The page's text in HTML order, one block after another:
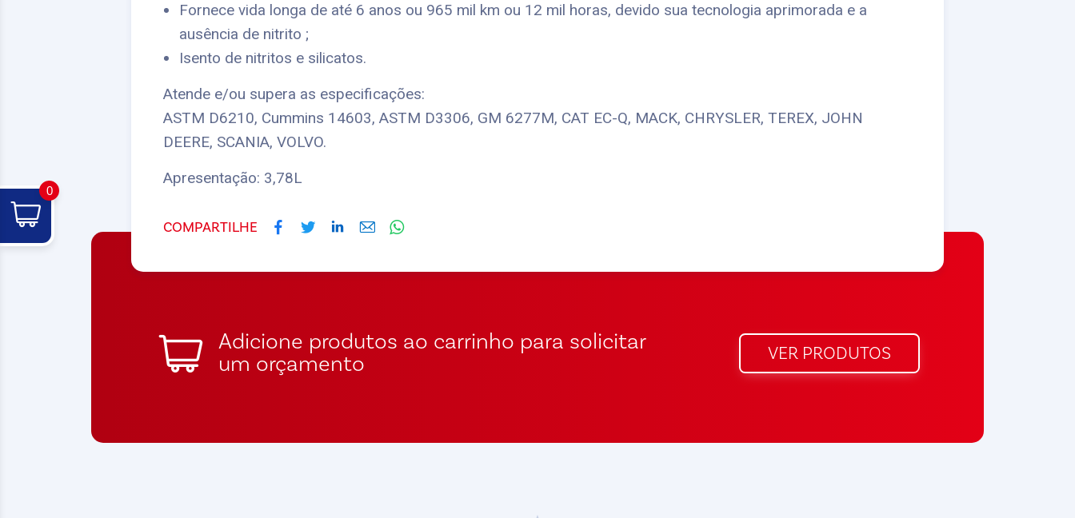
Fornece vida longa de até 6 anos ou 965 mil km ou 12 mil horas, devido sua tecnologia aprimorada e a
ausência de nitrito ;
Isento de nitritos e silicatos.
Atende e/ou supera as especificações:
ASTM D6210, Cummins 14603, ASTM D3306, GM 6277M, CAT EC-Q, MACK, CHRYSLER, TEREX, JOHN
DEERE, SCANIA, VOLVO.
Apresentação: 3,78L
COMPARTILHE
Adicione produtos ao carrinho para solicitar
um orçamento
VER PRODUTOS
0